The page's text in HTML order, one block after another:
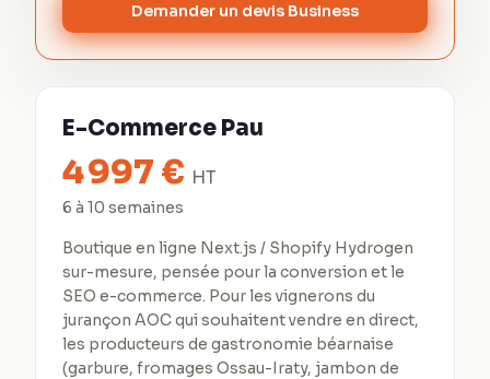
Demander un devis Business
E-Commerce Pau
4 997 € HT
6 à 10 semaines
Boutique en ligne Next.js / Shopify Hydrogen
sur-mesure, pensée pour la conversion et le
SEO e-commerce. Pour les vignerons du
jurançon AOC qui souhaitent vendre en direct,
les producteurs de gastronomie béarnaise
(garbure, fromages Ossau-Iraty, jambon de